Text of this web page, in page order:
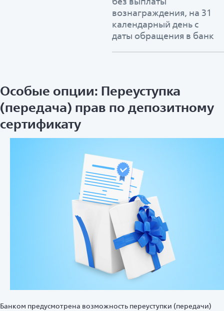
вознаграждения, на 31
календарный день с
даты обращения в банк
Особые опции: Переуступка
(передача) прав по депозитному
сертификату
Банком предусмотрена возможность переуступки (передачи)